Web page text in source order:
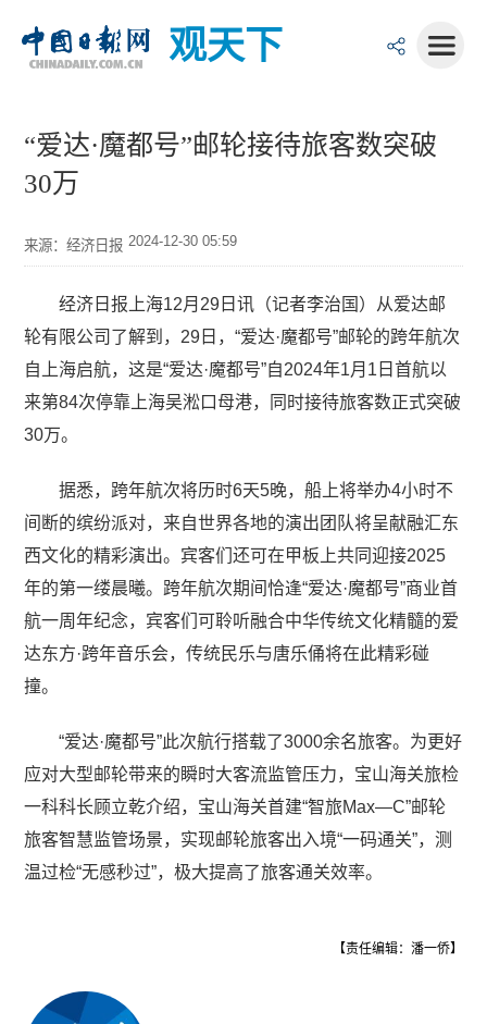
观天下
“爱达·魔都号”邮轮接待旅客数突破
30万
来源：经济日报 2024-12-30 05:59
经济日报上海12月29日讯（记者李治国）从爱达邮
轮有限公司了解到，29日，“爱达·魔都号”邮轮的跨年航次
自上海启航，这是“爱达·魔都号”自2024年1月1日首航以
来第84次停靠上海吴淞口母港，同时接待旅客数正式突破
30万。
据悉，跨年航次将历时6天5晚，船上将举办4小时不
间断的缤纷派对，来自世界各地的演出团队将呈献融汇东
西文化的精彩演出。宾客们还可在甲板上共同迎接2025
年的第一缕晨曦。跨年航次期间恰逢“爱达·魔都号”商业首
航一周年纪念，宾客们可聆听融合中华传统文化精髓的爱
达东方·跨年音乐会，传统民乐与唐乐俑将在此精彩碰
撞。
“爱达·魔都号”此次航行搭载了3000余名旅客。为更好
应对大型邮轮带来的瞬时大客流监管压力，宝山海关旅检
一科科长顾立乾介绍，宝山海关首建“智旅Max—C”邮轮
旅客智慧监管场景，实现邮轮旅客出入境“一码通关”，测
温过检“无感秒过”，极大提高了旅客通关效率。
【责任编辑：潘一侨】